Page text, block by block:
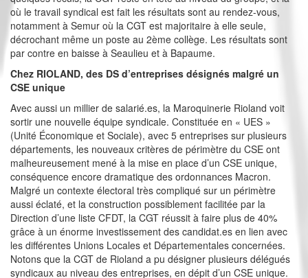
où le travail syndical est fait les résultats sont au rendez-vous,
notamment à Semur où la CGT est majoritaire à elle seule,
décrochant même un poste au 2ème collège. Les résultats sont
par contre en baisse à Seaulieu et à Bapaume.
Chez RIOLAND, des DS d’entreprises désignés malgré un
CSE unique
Avec aussi un millier de salarié.es, la Maroquinerie Rioland voit
sortir une nouvelle équipe syndicale. Constituée en « UES »
(Unité Économique et Sociale), avec 5 entreprises sur plusieurs
départements, les nouveaux critères de périmètre du CSE ont
malheureusement mené à la mise en place d’un CSE unique,
conséquence encore dramatique des ordonnances Macron.
Malgré un contexte électoral très compliqué sur un périmètre
aussi éclaté, et la construction possiblement facilitée par la
Direction d’une liste CFDT, la CGT réussit à faire plus de 40%
grâce à un énorme investissement des candidat.es en lien avec
les différentes Unions Locales et Départementales concernées.
Notons que la CGT de Rioland a pu désigner plusieurs délégués
syndicaux au niveau des entreprises, en dépit d’un CSE unique.